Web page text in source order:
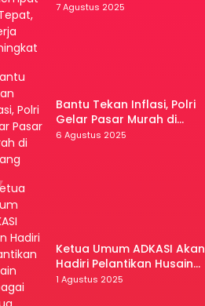
Tepat, Kinerja Meningkat
7 Agustus 2025
Bantu Tekan Inflasi, Polri
Gelar Pasar Murah di
Malang
6 Agustus 2025
Ketua Umum ADKASI Akan
Hadiri Pelantikan Husain
Sebagai Ketua DPRD Luwu
1 Agustus 2025